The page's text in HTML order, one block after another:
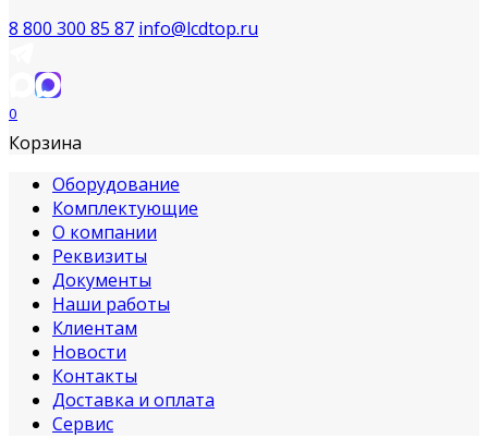
8 800 300 85 87 info@lcdtop.ru
0
Корзина
Оборудование
Комплектующие
О компании
Реквизиты
Документы
Наши работы
Клиентам
Новости
Контакты
Доставка и оплата
Сервис